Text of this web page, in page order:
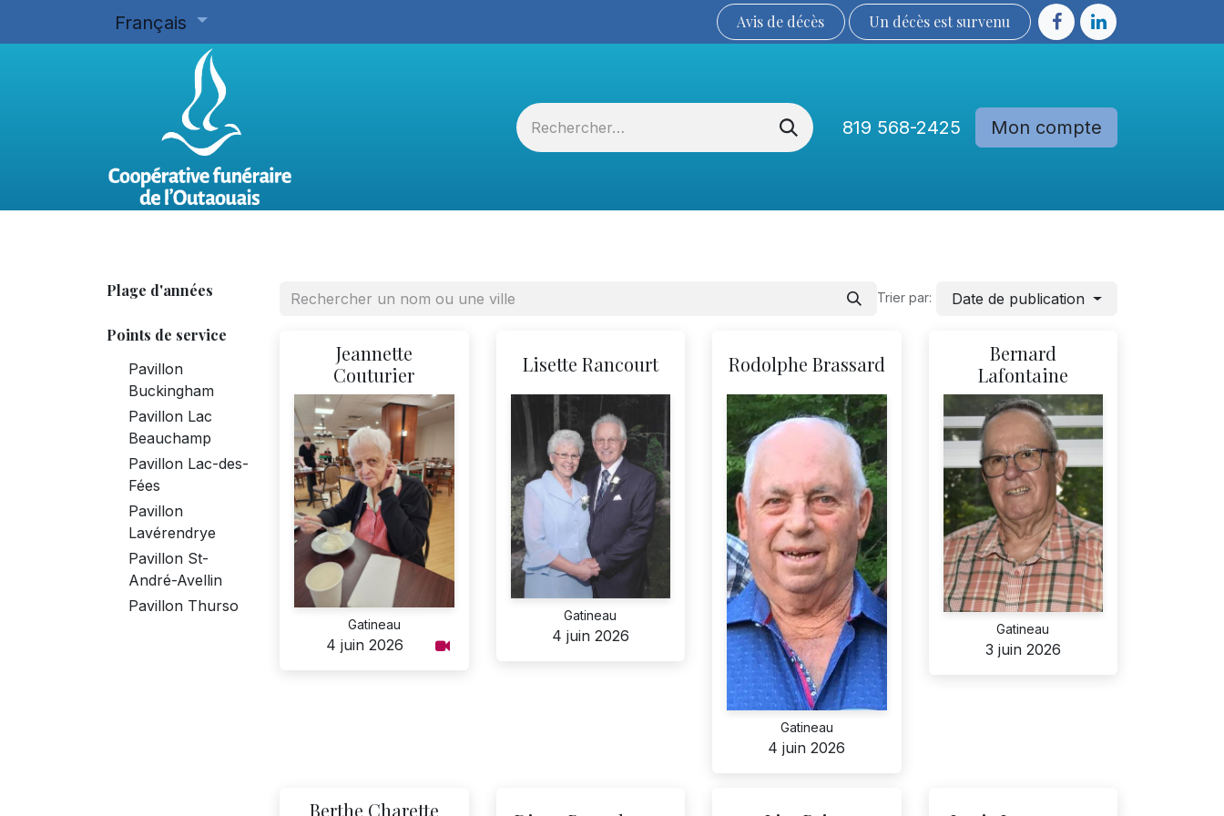
Français Avis de décès Un décès est sur​​​​​​​​ve​nu​​​​​​​​​​
819 568-2425 Mon compte
Plage d'années
Points de service
Pavillon
Buckingham
Pavillon Lac
Beauchamp
Pavillon Lac-des-
Fées
Pavillon
Lavérendrye
Pavillon St-
André-Avellin
Pavillon Thurso
Trier par: Date de publication
Jeannette
Couturier
Gatineau
4 juin 2026
Lisette Rancourt
Gatineau
4 juin 2026
Rodolphe Brassard
Gatineau
4 juin 2026
Bernard
Lafontaine
Gatineau
3 juin 2026
Berthe Charette